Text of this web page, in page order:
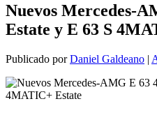
Nuevos Mercedes-
Estate y E 63 S
Publicado porDaniel Galdeano |